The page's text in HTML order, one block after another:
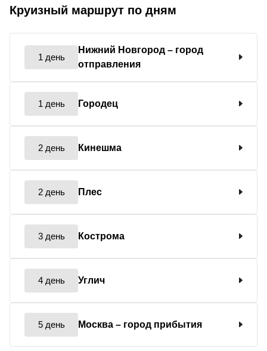
Круизный маршрут по дням
1 день
Нижний Новгород – город
отправления
1 день Городец
2 день Кинешма
2 день Плес
3 день Кострома
4 день Углич
5 день Москва – город прибытия